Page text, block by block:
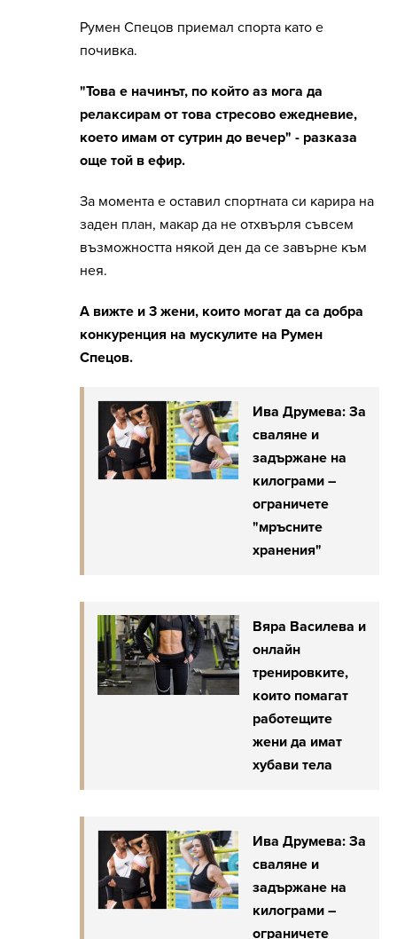
Румен Спецов приемал спорта като е
почивка.
"Това е начинът, по който аз мога да
релаксирам от това стресово ежедневие,
което имам от сутрин до вечер" - разказа
още той в ефир.
За момента е оставил спортната си карира на
заден план, макар да не отхвърля съвсем
възможността някой ден да се завърне към
нея.
А вижте и 3 жени, които могат да са добра
конкуренция на мускулите на Румен
Спецов.
Ива Друмева: За
сваляне и
задържане на
килограми –
ограничете
"мръсните
хранения"
Вяра Василева и
онлайн
тренировките,
които помагат
работещитe
жени да имат
хубави тела
Ива Друмева: За
сваляне и
задържане на
килограми –
ограничете